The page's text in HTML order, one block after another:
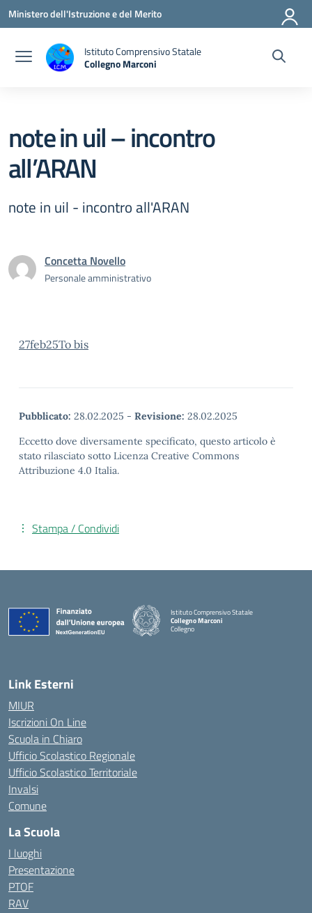
Vai ai contenuti
Vai al menu di navigazione
Vai al footer
Ministero dell'Istruzione e del Merito
Istituto Comprensivo Statale
Collegno Marconi
note in uil – incontro
all’ARAN
note in uil - incontro all'ARAN
Concetta Novello
Personale amministrativo
27feb25To bis
Pubblicato: 28.02.2025 - Revisione: 28.02.2025
Eccetto dove diversamente specificato, questo articolo è
stato rilasciato sotto Licenza Creative Commons
Attribuzione 4.0 Italia.
Stampa / Condividi
Istituto Comprensivo Statale
Collegno Marconi
Collegno
Link Esterni
MIUR
Iscrizioni On Line
Scuola in Chiaro
Ufficio Scolastico Regionale
Ufficio Scolastico Territoriale
Invalsi
Comune
La Scuola
I luoghi
Presentazione
PTOF
RAV